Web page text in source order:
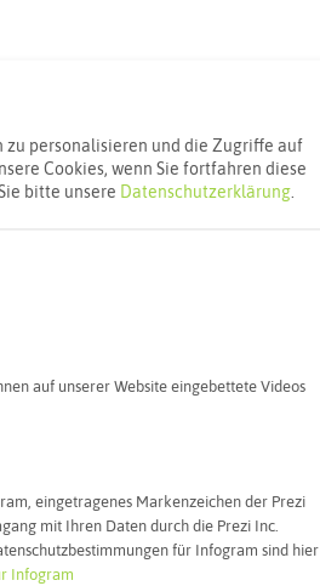
45768 Marl
Interaktive Karte
zu personalisieren und die Zugriffe auf
Cookies, wenn Sie fortfahren diese
bitte unsere Datenschutzerklärung.
auf unserer Website eingebettete Videos
eingetragenes Markenzeichen der Prezi
mit Ihren Daten durch die Prezi Inc.
für Infogram sind hier
Infogram